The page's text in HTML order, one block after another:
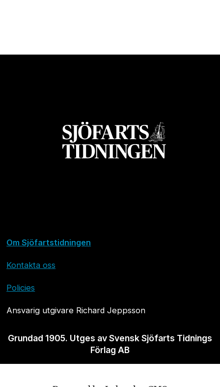
Om Sjöfartstidningen
Kontakta oss
Policies
Ansvarig utgivare Richard Jeppsson
Grundad 1905. Utges av Svensk Sjöfarts Tidnings
Förlag AB